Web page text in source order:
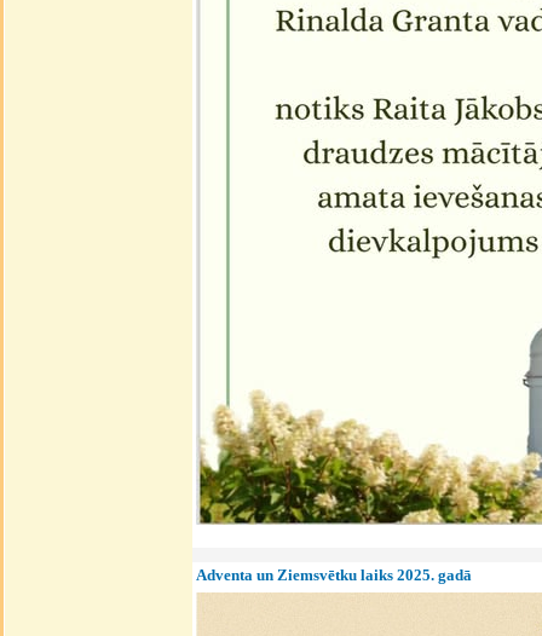
Adventa un Ziemsvētku laiks 2025. gadā